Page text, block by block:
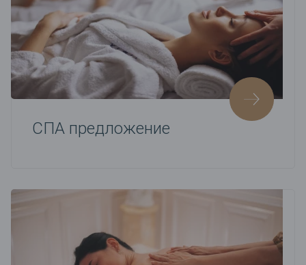
СПА предложение